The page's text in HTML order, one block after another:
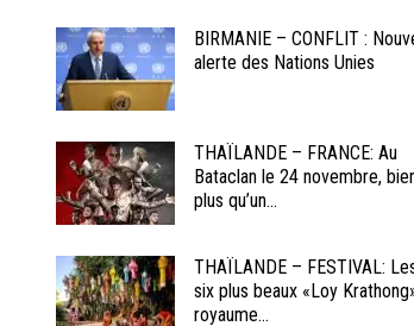
BIRMANIE – CONFLIT :
alerte des Nations Unies
THAÏLANDE – FRANCE: Au
Bataclan le 24 novembre,
plus qu’un...
THAÏLANDE – FESTIVAL:
six plus beaux «Loy
royaume...